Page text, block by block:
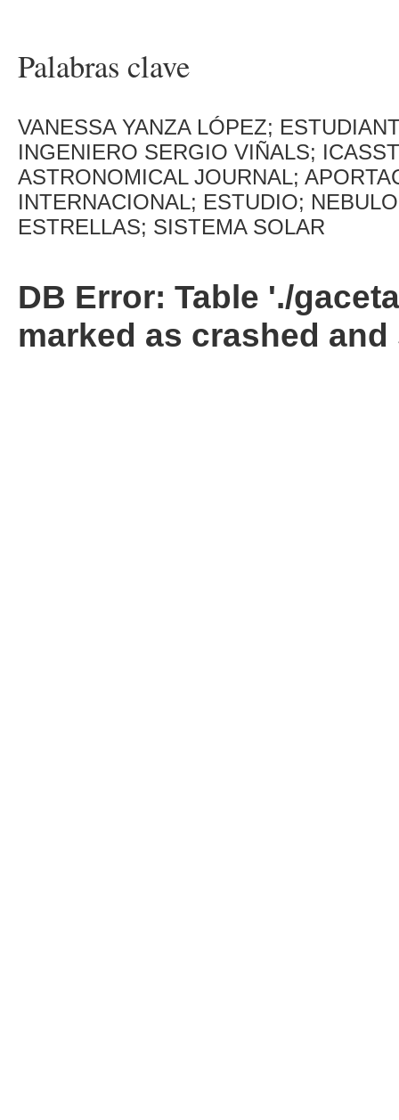
Palabras clave
VANESSA YANZA LÓPEZ;
INGENIERO SERGIO VIÑALS;
ASTRONOMICAL JOURNAL;
INTERNACIONAL; ESTUDIO;
ESTRELLAS; SISTEMA SOLAR
DB Error: Table './
marked as crashed